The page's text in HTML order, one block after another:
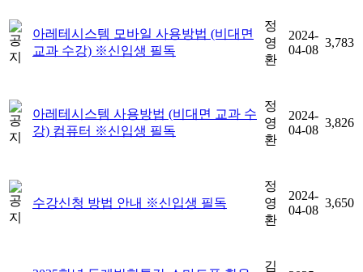
아레테시스템 모바일 사용방법 (비대면
교과 수강) ※신입생 필독
정
영
환
2024-
04-08
3,783
아레테시스템 사용방법 (비대면 교과 수
강) 컴퓨터 ※신입생 필독
정
영
환
2024-
04-08
3,826
수강신청 방법 안내 ※신입생 필독
정
영
환
2024-
04-08
3,650
김